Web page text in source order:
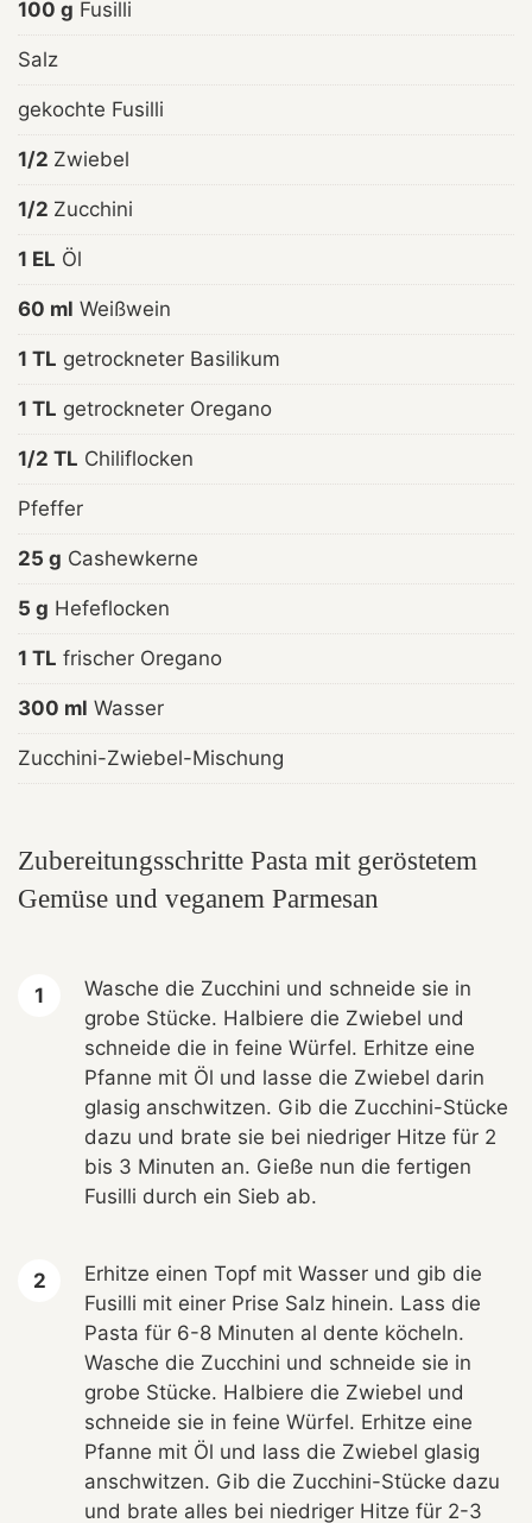
100 g Fusilli
Salz
gekochte Fusilli
1/2 Zwiebel
1/2 Zucchini
1 EL Öl
60 ml Weißwein
1 TL getrockneter Basilikum
1 TL getrockneter Oregano
1/2 TL Chiliflocken
Pfeffer
25 g Cashewkerne
5 g Hefeflocken
1 TL frischer Oregano
300 ml Wasser
Zucchini-Zwiebel-Mischung
Zubereitungsschritte Pasta mit geröstetem
Gemüse und veganem Parmesan
Wasche die Zucchini und schneide sie in
grobe Stücke. Halbiere die Zwiebel und
schneide die in feine Würfel. Erhitze eine
Pfanne mit Öl und lasse die Zwiebel darin
glasig anschwitzen. Gib die Zucchini-Stücke
dazu und brate sie bei niedriger Hitze für 2
bis 3 Minuten an. Gieße nun die fertigen
Fusilli durch ein Sieb ab.
Erhitze einen Topf mit Wasser und gib die
Fusilli mit einer Prise Salz hinein. Lass die
Pasta für 6-8 Minuten al dente köcheln.
Wasche die Zucchini und schneide sie in
grobe Stücke. Halbiere die Zwiebel und
schneide sie in feine Würfel. Erhitze eine
Pfanne mit Öl und lass die Zwiebel glasig
anschwitzen. Gib die Zucchini-Stücke dazu
und brate alles bei niedriger Hitze für 2-3